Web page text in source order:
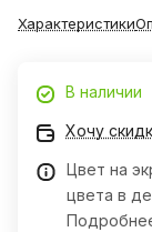
Характеристики
В наличии
Хочу
Цвет на
цвета в